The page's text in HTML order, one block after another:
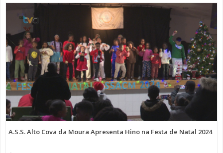
A.S.S. Alto Cova da Moura Apresenta Hino na Festa de Natal 2024